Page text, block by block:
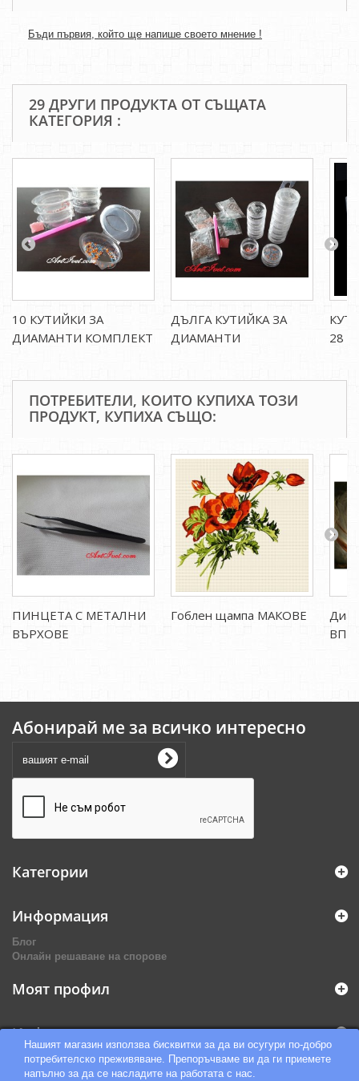
Нашият магазин използва бисквитки за да ви осугури по-добро
потребителско преживяване. Препоръчваме ви да ги приемете
напълно за да се насладите на работата с нас.
Бъди първия, който ще напише своето мнение !
29 ДРУГИ ПРОДУКТА ОТ СЪЩАТА
КАТЕГОРИЯ :
10 КУТИЙКИ ЗА
ДИАМАНТИ КОМПЛЕКТ
ДЪЛГА КУТИЙКА ЗА
ДИАМАНТИ
28
ПОТРЕБИТЕЛИ, КОИТО КУПИХА ТОЗИ
ПРОДУКТ, КУПИХА СЪЩО:
ПИНЦЕТА С МЕТАЛНИ
ВЪРХОВЕ
Гоблен щампа МАКОВЕ
Абонирай ме за всичко интересно
Категории
Информация
Блог
Онлайн решаване на спорове
Моят профил
Информация за магазина